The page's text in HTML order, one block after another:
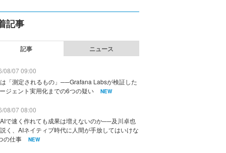
記事
記事 ニュース
08/07 09:00
「測定されるもの」──Grafana Labsが検証した
ジェント実用化までの6つの疑い
NEW
08/07 08:00
で速く作れても成果は増えないのか──及川卓也
く、AIネイティブ時代に人間が手放してはいけな
の仕事
NEW